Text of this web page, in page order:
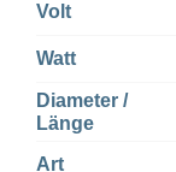
Volt
Watt
Diameter /
Länge
Art